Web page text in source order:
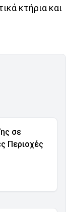
κτήρια και
σε
Περιοχές